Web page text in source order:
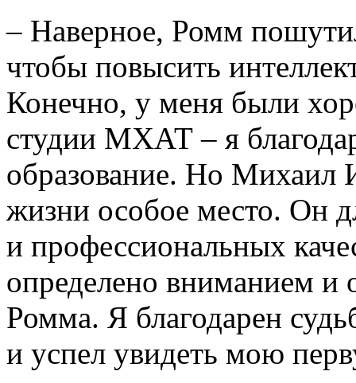
– Наверное, Ромм
чтобы повысить
Конечно, у меня были
студии МХАТ – я
образование. Но Михаил
жизни особое место. Он
и профессиональных
определено вниманием
Ромма. Я благодарен
и успел увидеть мою